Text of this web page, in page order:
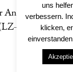
Anfrage
(LZ-BARR)
uns
verbessern.
klicken,